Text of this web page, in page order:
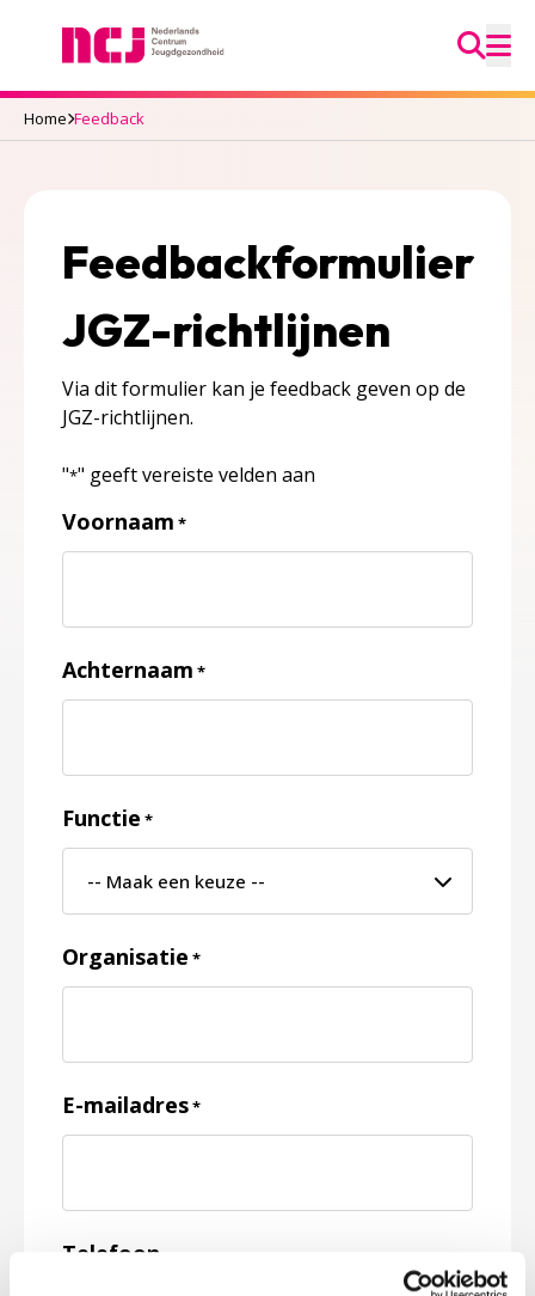
Ga
Home Feedback
Feedbackformulier
JGZ-richtlijnen
Via dit formulier kan je feedback geven op de
JGZ-richtlijnen.
"*" geeft vereiste velden aan
Voornaam *
Achternaam *
Functie *
Organisatie *
E-mailadres*
Telefoon